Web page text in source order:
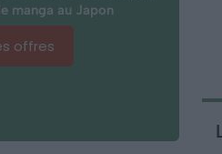
manga au Japon
offres